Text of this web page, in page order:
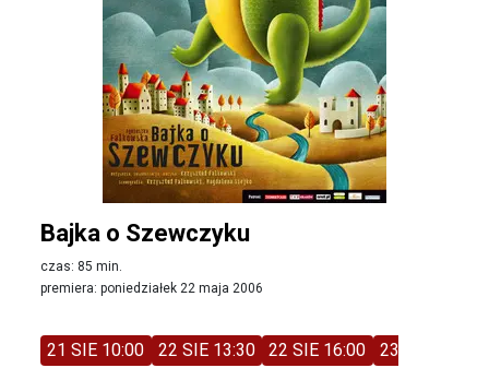
Bajka o Szewczyku
czas: 85 min.
premiera: poniedziałek 22 maja 2006
21 SIE 10:00 22 SIE 13:30 22 SIE 16:00 23 SIE 11:00